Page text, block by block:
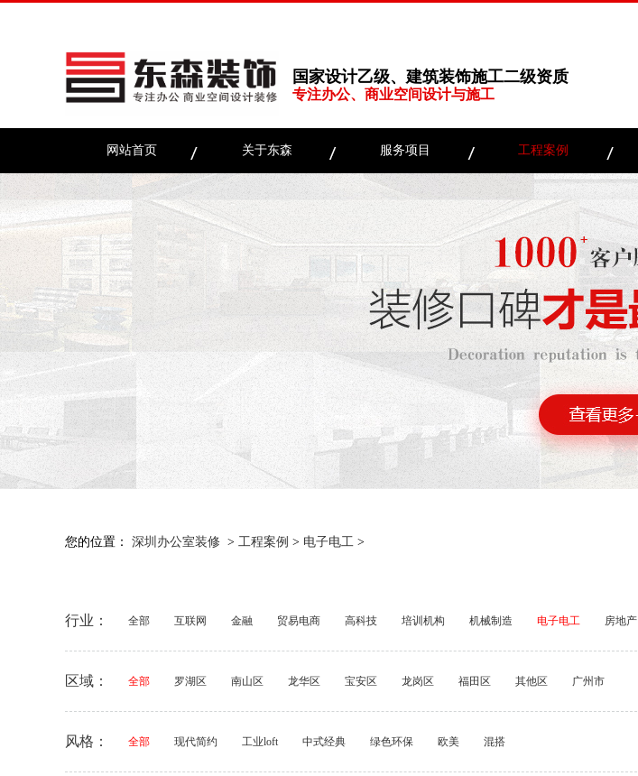
国家设计乙级、建筑装饰施工二级资质
专注办公、商业空间设计与施工
网站首页 关于东森 服务项目 工程案例
您的位置： 深圳办公室装修 > 工程案例 > 电子电工 >
行业： 全部 互联网 金融 贸易电商 高科技 培训机构 机械制造 电子电工 房地产
区域： 全部 罗湖区 南山区 龙华区 宝安区 龙岗区 福田区 其他区 广州市
风格： 全部 现代简约 工业loft 中式经典 绿色环保 欧美 混搭